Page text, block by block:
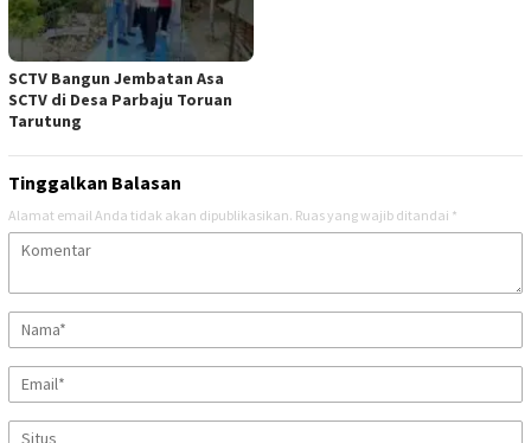
SCTV Bangun Jembatan Asa
SCTV di Desa Parbaju Toruan
Tarutung
Tinggalkan Balasan
Alamat email Anda tidak akan dipublikasikan. Ruas yang wajib ditandai *